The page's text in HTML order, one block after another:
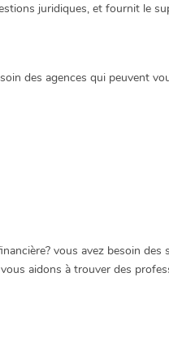
juridiques, et fournit le
des agences qui peuvent
vous avez besoin
aidons à trouver des